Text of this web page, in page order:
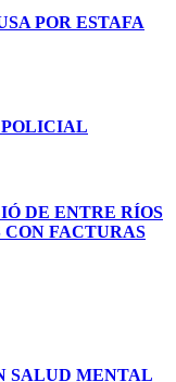
POR ESTAFA
DE ENTRE RÍOS
FACTURAS
SALUD MENTAL